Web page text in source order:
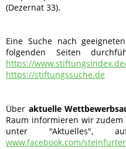
(Dezernat 33).
Eine Suche nach geeigneten
folgenden Seiten
https://
https://stiftungssuche.de
Über aktuelle
Raum informieren wir
unter "Aktuelles",
www.facebook.com/